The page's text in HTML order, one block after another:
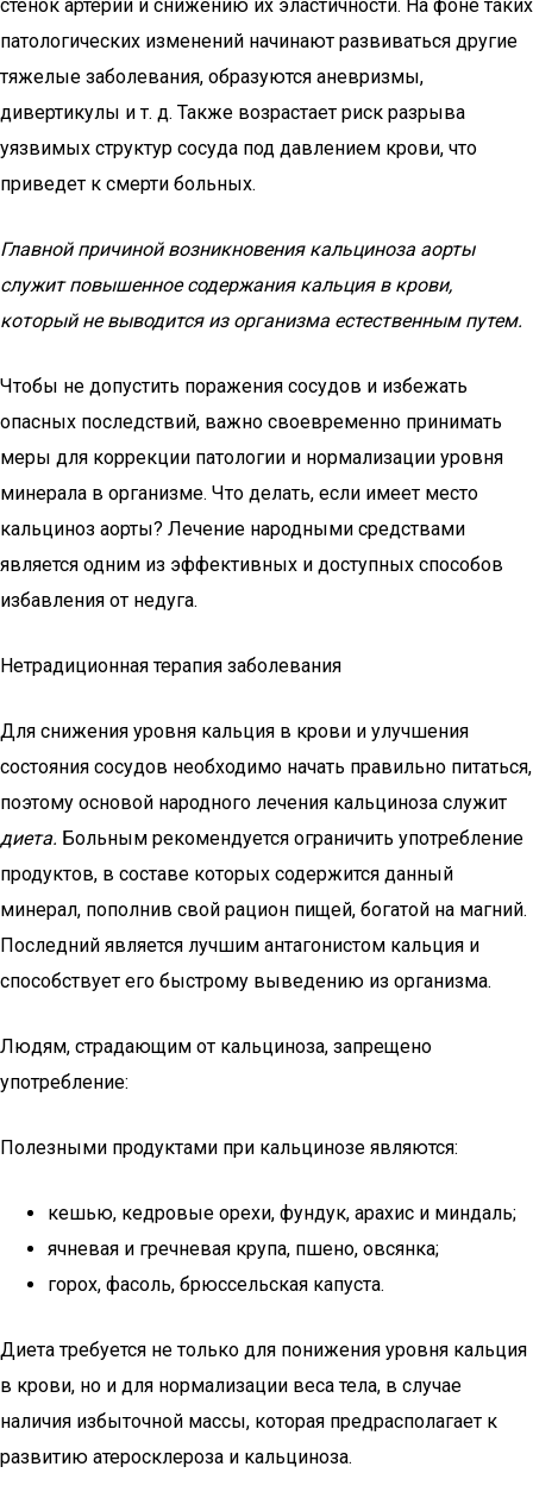
стенок артерии и снижению их эластичности. На фоне таких
патологических изменений начинают развиваться другие
тяжелые заболевания, образуются аневризмы,
дивертикулы и т. д. Также возрастает риск разрыва
уязвимых структур сосуда под давлением крови, что
приведет к смерти больных.
Главной причиной возникновения кальциноза аорты
служит повышенное содержания кальция в крови,
который не выводится из организма естественным путем.
Чтобы не допустить поражения сосудов и избежать
опасных последствий, важно своевременно принимать
меры для коррекции патологии и нормализации уровня
минерала в организме. Что делать, если имеет место
кальциноз аорты? Лечение народными средствами
является одним из эффективных и доступных способов
избавления от недуга.
Нетрадиционная терапия заболевания
Для снижения уровня кальция в крови и улучшения
состояния сосудов необходимо начать правильно питаться,
поэтому основой народного лечения кальциноза служит
диета. Больным рекомендуется ограничить употребление
продуктов, в составе которых содержится данный
минерал, пополнив свой рацион пищей, богатой на магний.
Последний является лучшим антагонистом кальция и
способствует его быстрому выведению из организма.
Людям, страдающим от кальциноза, запрещено
употребление:
Полезными продуктами при кальцинозе являются:
кешью, кедровые орехи, фундук, арахис и миндаль;
ячневая и гречневая крупа, пшено, овсянка;
горох, фасоль, брюссельская капуста.
Диета требуется не только для понижения уровня кальция
в крови, но и для нормализации веса тела, в случае
наличия избыточной массы, которая предрасполагает к
развитию атеросклероза и кальциноза.